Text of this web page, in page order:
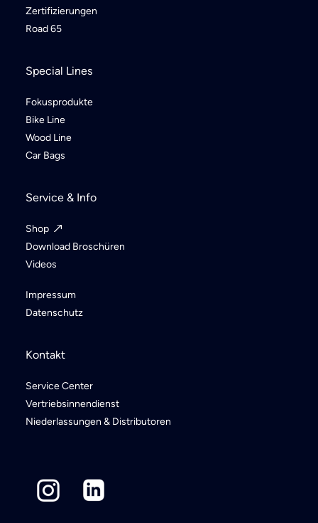
Zertifizierungen
Road 65
Special Lines
Fokusprodukte
Bike Line
Wood Line
Car Bags
Service & Info
Shop
Download Broschüren
Videos
Impressum
Datenschutz
Kontakt
Service Center
Vertriebsinnendienst
Niederlassungen & Distributoren